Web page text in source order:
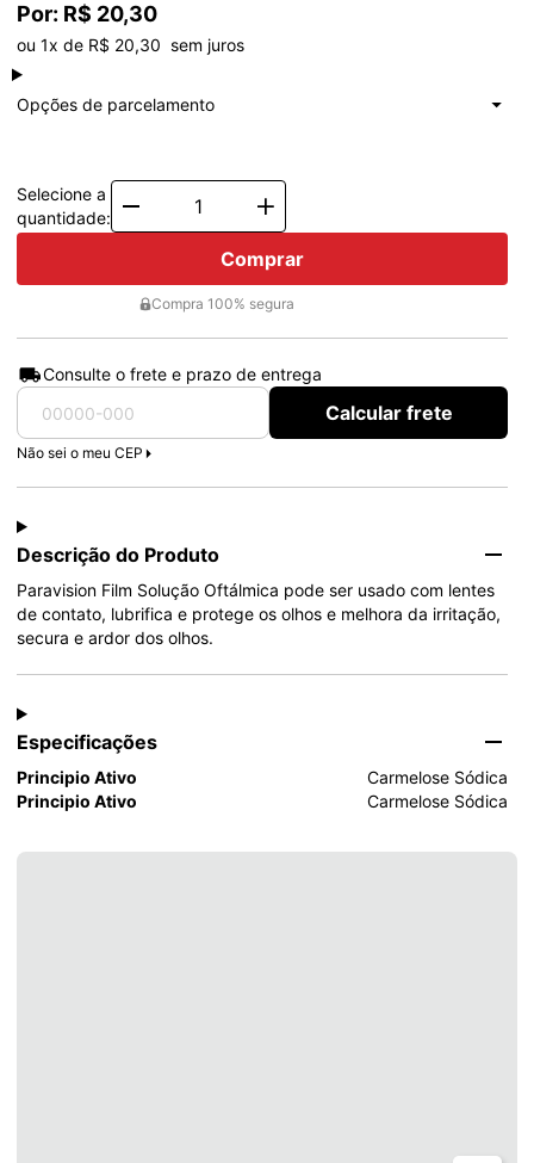
Por: R$ 20,30
ou 1x de R$ 20,30  sem juros
Opções de parcelamento
à vistaR$ 20,30
Total: R$ 20,30
Selecione a
quantidade:
Comprar
Compra 100% segura
Consulte o frete e prazo de entrega
Calcular frete
Não sei o meu CEP
Descrição do Produto
Paravision Film Solução Oftálmica pode ser usado com lentes
de contato, lubrifica e protege os olhos e melhora da irritação,
secura e ardor dos olhos.
Especificações
Principio Ativo
Carmelose Sódica
Principio Ativo
Carmelose Sódica